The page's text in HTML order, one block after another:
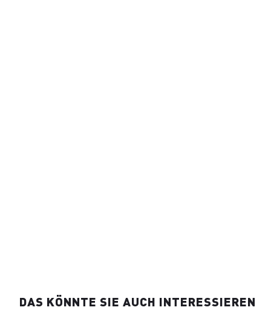
DAS KÖNNTE SIE AUCH INTERESSIEREN